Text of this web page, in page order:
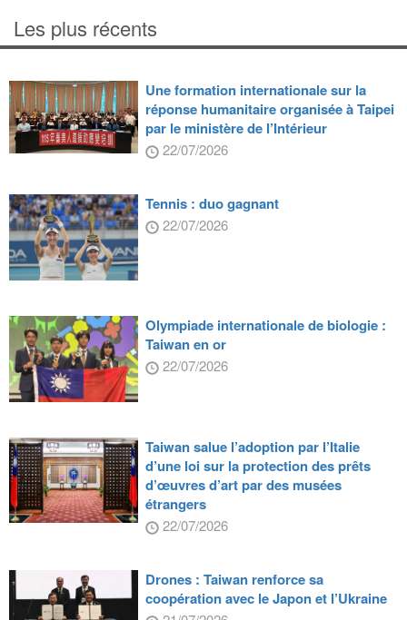
Les plus récents
Une formation internationale sur la
réponse humanitaire organisée à Taipei
par le ministère de l’Intérieur
22/07/2026
Tennis : duo gagnant
22/07/2026
Olympiade internationale de biologie :
Taiwan en or
22/07/2026
Taiwan salue l’adoption par l’Italie
d’une loi sur la protection des prêts
d’œuvres d’art par des musées
étrangers
22/07/2026
Drones : Taiwan renforce sa
coopération avec le Japon et l’Ukraine